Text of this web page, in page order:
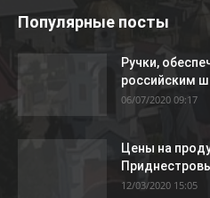
Популярные посты
Ручки,
российским
06/07/2020 09:17
Цены на
12/03/2020 15:05